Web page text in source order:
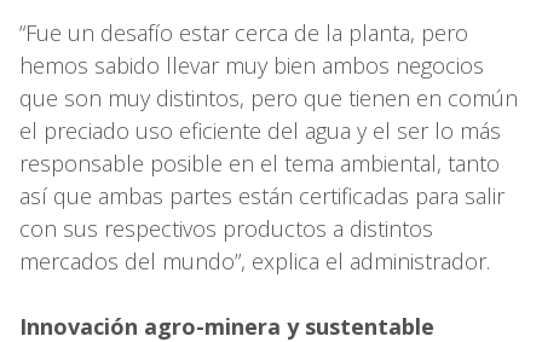
“Fue un desafío estar cerca de la planta, pero
hemos sabido llevar muy bien ambos negocios
que son muy distintos, pero que tienen en común
el preciado uso eficiente del agua y el ser lo más
responsable posible en el tema ambiental, tanto
así que ambas partes están certificadas para salir
con sus respectivos productos a distintos
mercados del mundo”, explica el administrador.
Innovación agro-minera y sustentable